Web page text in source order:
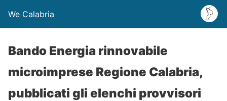
We Calabria
Bando Energia rinnovabile
microimprese Regione Calabria,
pubblicati gli elenchi provvisori